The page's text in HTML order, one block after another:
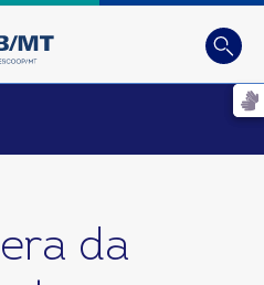
Busca
Digite
da